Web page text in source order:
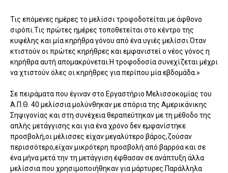
Τις επόμενες ημέρες το μελίσσι τροφοδοτείται με άφθονο
σιρόπι.Τις πρώτες ημέρες τοποθετείται στο κέντρο της
κυψέλης και μία κηρήθρα γόνου από ένα υγιές μελίσσι.Όταν
κτιστούν οι πρώτες κηρήθρες και εμφανιστεί ο νέος γόνος η
κηρήθρα αυτή απομακρύνεται.Η τροφοδοσία συνεχίζεται μέχρι
να χτιστούν όλες οι κηρήθρες για περίπου μία εβδομάδα.»
Σε πειράματα που έγιναν στο Εργαστήριο Μελισσοκομίας του
Α.Π.Θ. 40 μελίσσια μολύνθηκαν με σπόρια της Αμερικάνικης
Σηψιγονίας και στη συνέχεια θεραπεύτηκαν με τη μέθοδο της
απλής μετάγγισης και για ένα χρόνο δεν εμφανίστηκε
προσβολή,οι μέλισσες είχαν μεγαλύτερο βάρος,ζούσαν
περισσότερο,είχαν μικρότερη προσβολή από βαρρόα και σε
ένα μήνα μετά την τη μετάγγιση έφθασαν σε ανάπτυξη άλλα
μελίσσια που χρησιμοποιήθηκαν για μάρτυρες.Παράλληλα